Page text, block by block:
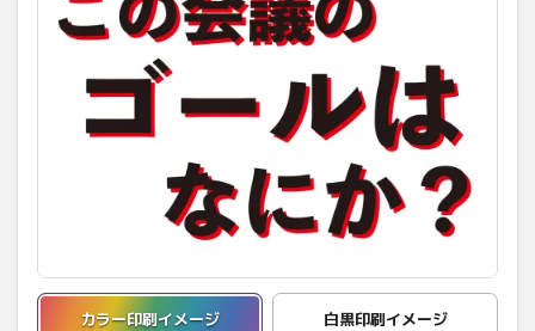
カラー印刷イメージ 白黒印刷イメージ
カラー印刷イメージを表示しています。